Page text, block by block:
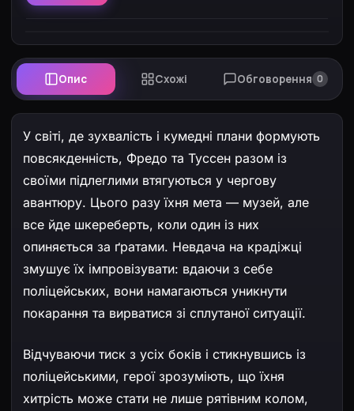
Опис Схожі Обговорення 0
У світі, де зухвалість і кумедні плани формують
повсякденність, Фредо та Туссен разом із
своїми підлеглими втягуються у чергову
авантюру. Цього разу їхня мета — музей, але
все йде шкереберть, коли один із них
опиняється за ґратами. Невдача на крадіжці
змушує їх імпровізувати: вдаючи з себе
поліцейських, вони намагаються уникнути
покарання та вирватися зі сплутаної ситуації.
Відчуваючи тиск з усіх боків і стикнувшись із
поліцейськими, герої зрозуміють, що їхня
хитрість може стати не лише рятівним колом,